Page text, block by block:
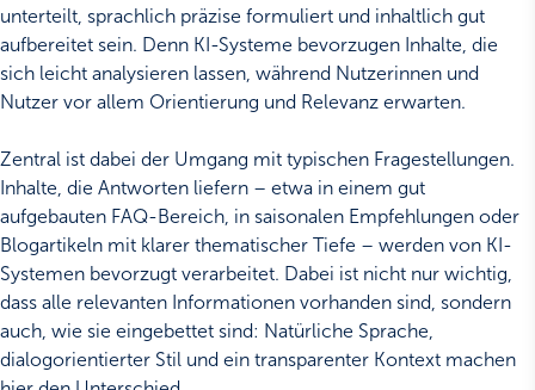
unterteilt, sprachlich präzise formuliert und inhaltlich gut
aufbereitet sein. Denn KI-Systeme bevorzugen Inhalte, die
sich leicht analysieren lassen, während Nutzerinnen und
Nutzer vor allem Orientierung und Relevanz erwarten.
Zentral ist dabei der Umgang mit typischen Fragestellungen.
Inhalte, die Antworten liefern – etwa in einem gut
aufgebauten FAQ-Bereich, in saisonalen Empfehlungen oder
Blogartikeln mit klarer thematischer Tiefe – werden von KI-
Systemen bevorzugt verarbeitet. Dabei ist nicht nur wichtig,
dass alle relevanten Informationen vorhanden sind, sondern
auch, wie sie eingebettet sind: Natürliche Sprache,
dialogorientierter Stil und ein transparenter Kontext machen